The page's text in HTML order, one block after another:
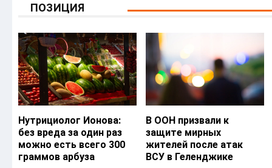
ПОЗИЦИЯ
Нутрициолог Ионова:
без вреда за один раз
можно есть всего 300
граммов арбуза
В ООН призвали к
защите мирных
жителей после атак
ВСУ в Геленджике